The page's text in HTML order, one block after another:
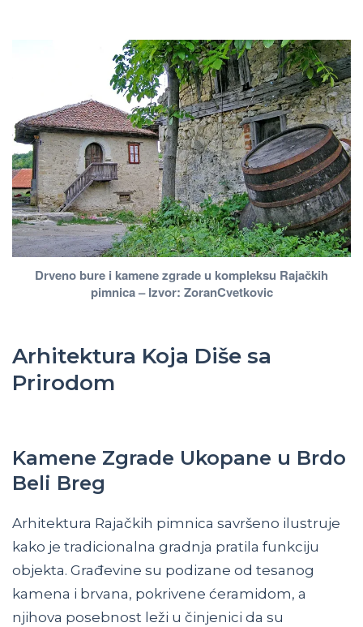
Drveno bure i kamene zgrade u kompleksu Rajačkih
pimnica – Izvor: ZoranCvetkovic
Arhitektura Koja Diše sa
Prirodom
Kamene Zgrade Ukopane u Brdo
Beli Breg
Arhitektura Rajačkih pimnica savršeno ilustruje
kako je tradicionalna gradnja pratila funkciju
objekta. Građevine su podizane od tesanog
kamena i brvana, pokrivene ćeramidom, a
njihova posebnost leži u činjenici da su